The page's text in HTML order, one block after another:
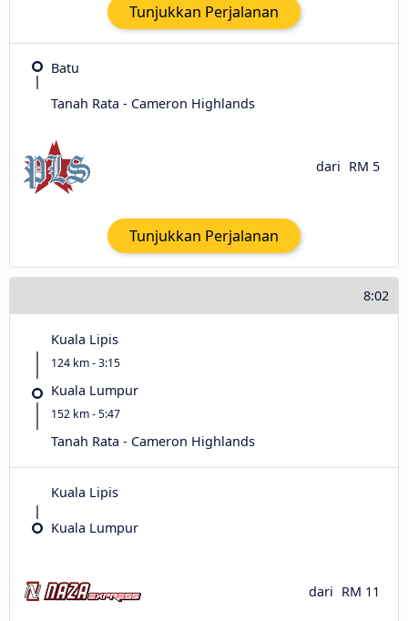
Tunjukkan Perjalanan
Batu
Tanah Rata - Cameron Highlands
dari RM 5
Tunjukkan Perjalanan
8:02
Kuala Lipis
124 km - 3:15
Kuala Lumpur
152 km - 5:47
Tanah Rata - Cameron Highlands
Kuala Lipis
Kuala Lumpur
dari RM 11